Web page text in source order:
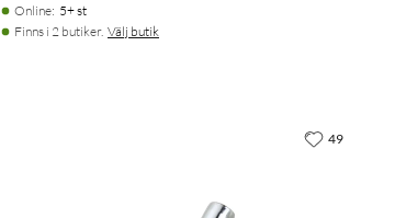
Online: 5+ st
Finns i 2 butiker. Välj butik
49